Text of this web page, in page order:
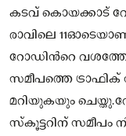
കടവ് കൊയക്കാട്
രാവിലെ
റോഡിന്‍റെ
സമീപത്തെ ട്രാഫിക്
മറിയുകയും
സ്‌കൂട്ടറിന് സമീപം